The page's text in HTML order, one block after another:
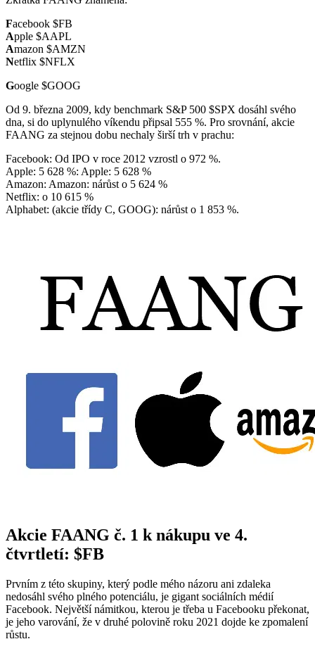
Facebook $FB
Apple $AAPL
Amazon $AMZN
Netflix $NFLX
Google $GOOG
Od 9. března 2009, kdy benchmark S&P 500 $SPX dosáhl svého
dna, si do uplynulého víkendu připsal 555 %. Pro srovnání, akcie
FAANG za stejnou dobu nechaly širší trh v prachu:
Facebook: Od IPO v roce 2012 vzrostl o 972 %.
Apple: 5 628 %: Apple: 5 628 %
Amazon: Amazon: nárůst o 5 624 %
Netflix: o 10 615 %
Alphabet: (akcie třídy C, GOOG): nárůst o 1 853 %.
Akcie FAANG č. 1 k nákupu ve 4.
čtvrtletí: $FB
Prvním z této skupiny, který podle mého názoru ani zdaleka
nedosáhl svého plného potenciálu, je gigant sociálních médií
Facebook. Největší námitkou, kterou je třeba u Facebooku překonat,
je jeho varování, že v druhé polovině roku 2021 dojde ke zpomalení
růstu.